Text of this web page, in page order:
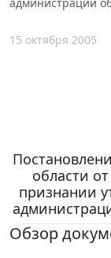
15 октября 2005
области
признании
Обзор